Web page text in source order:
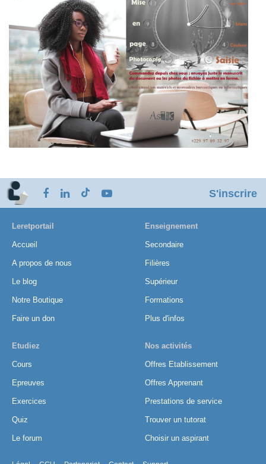
S'inscrire
Leretportail
Accueil
A propos de nous
Le blog
Notre Boutique
Faire un don
Enseignement
Secondaire
Filières
Supérieur
Formations
Plus d'infos
Etudiez
Cours
Epreuves
Exercices
Quiz
Le forum
Nos activités
Offres Etablissement
Offres Apprenant
Prestations de service
Trouver un tutorat
Choisir un aspirant